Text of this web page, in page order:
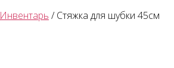
Инвентарь / Стяжка для шубки 45см